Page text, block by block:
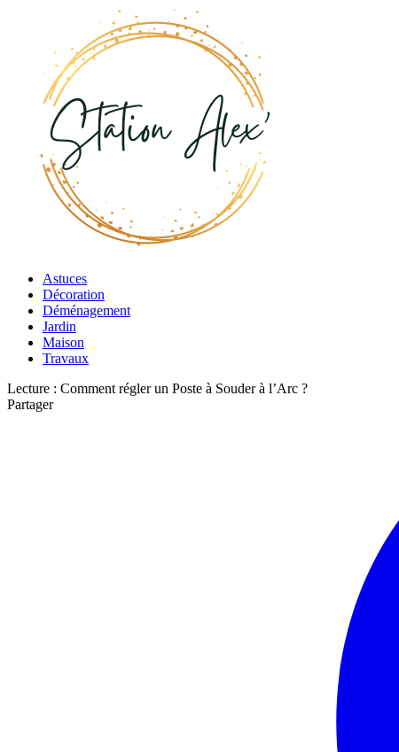
Astuces
Décoration
Déménagement
Jardin
Maison
Travaux
Lecture : Comment régler un Poste à Souder à l’Arc ?
Partager